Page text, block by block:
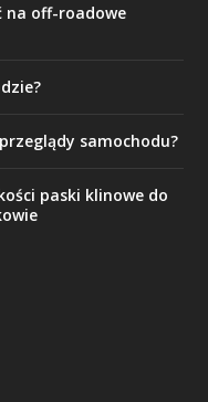
na off-roadowe
samochodu?
paski klinowe do